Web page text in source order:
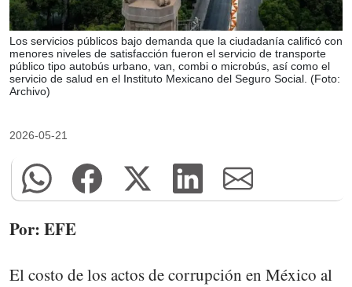
Los servicios públicos bajo demanda que la ciudadanía calificó con
menores niveles de satisfacción fueron el servicio de transporte
público tipo autobús urbano, van, combi o microbús, así como el
servicio de salud en el Instituto Mexicano del Seguro Social. (Foto:
Archivo)
2026-05-21
Por: EFE
El costo de los actos de corrupción en México al